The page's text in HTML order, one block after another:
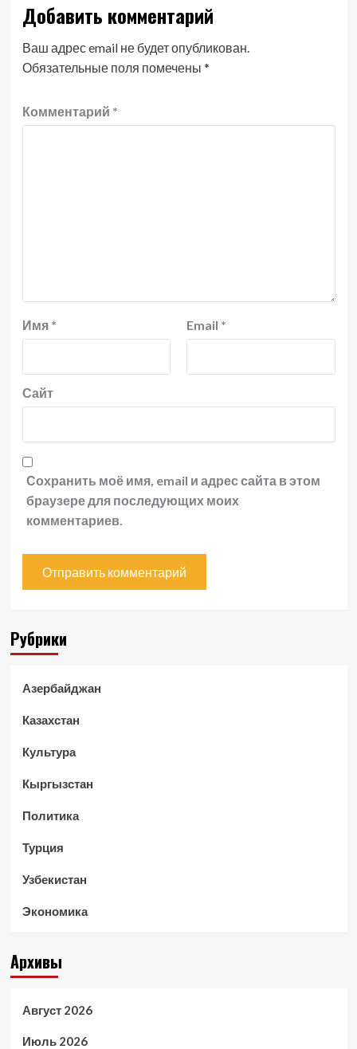
Добавить комментарий
Ваш адрес email не будет опубликован.
Обязательные поля помечены *
Комментарий *
Имя * Email *
Сайт
Сохранить моё имя, email и адрес сайта в этом
браузере для последующих моих
комментариев.
Рубрики
Азербайджан
Казахстан
Культура
Кыргызстан
Политика
Турция
Узбекистан
Экономика
Архивы
Август 2026
Июль 2026